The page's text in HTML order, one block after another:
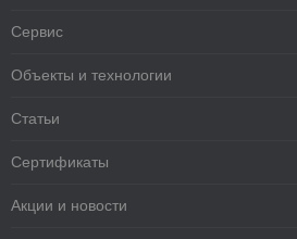
Сервис
Объекты и технологии
Статьи
Сертификаты
Акции и новости